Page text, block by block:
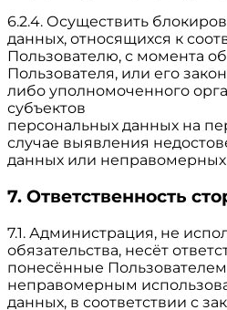
6.2.4. Осуществить
данных, относящихся к
Пользователю, с момента
Пользователя, или его
либо уполномоченного
субъектов
персональных данных на
случае выявления
данных или неправомерных
7. Ответственность
7.1. Администрация, не
обязательства, несёт
понесённые Пользователем
неправомерным
данных, в соответствии с